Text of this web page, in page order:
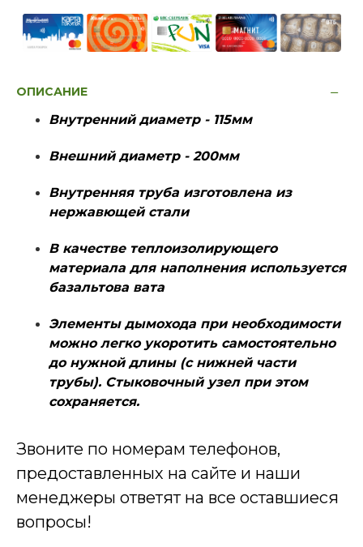
ОПИСАНИЕ
Внутренний диаметр - 115мм
Внешний диаметр - 200мм
Внутренняя труба изготовлена из
нержавющей стали
В качестве теплоизолирующего
материала для наполнения используется
базальтова вата
Элементы дымохода при необходимости
можно легко укоротить самостоятельно
до нужной длины (с нижней части
трубы). Стыковочный узел при этом
сохраняется.
Звоните по номерам телефонов,
предоставленных на сайте и наши
менеджеры ответят на все оставшиеся
вопросы!